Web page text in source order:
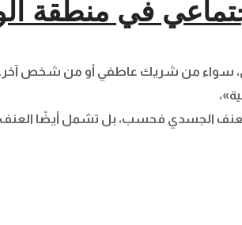
في منطقة
سواء من شريك عاطفي أو من شخص آخر.
،
العنف الجسدي فحسب، بل تشمل أيضًا